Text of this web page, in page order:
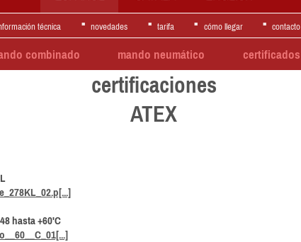
técnica novedades tarifa cómo llegar contacto
combinado mando neumático certificados
certificaciones
ATEX
hasta +60'C